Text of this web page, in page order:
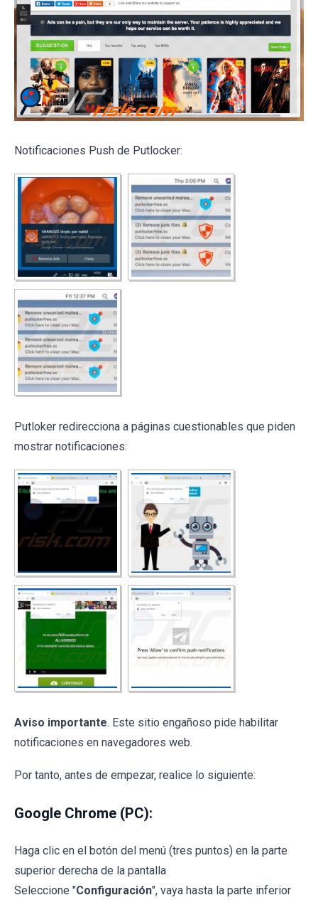
Notificaciones Push de Putlocker:
Putloker redirecciona a páginas cuestionables que piden
mostrar notificaciones:
Aviso importante. Este sitio engañoso pide habilitar
notificaciones en navegadores web.
Por tanto, antes de empezar, realice lo siguiente:
Google Chrome (PC):
Haga clic en el botón del menú (tres puntos) en la parte
superior derecha de la pantalla
Seleccione "Configuración", vaya hasta la parte inferior